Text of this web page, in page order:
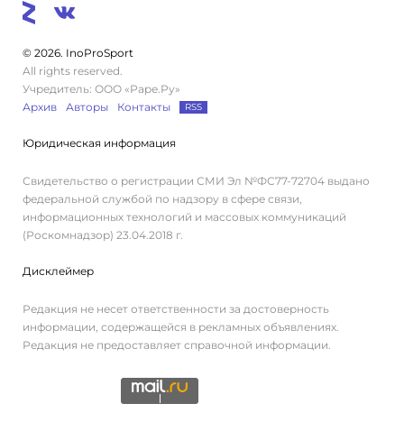
© 2026. InoProSport
All rights reserved.
Учредитель: ООО «Раре.Ру»
Архив
Авторы Контакты RSS
Юридическая информация
Свидетельство о регистрации СМИ Эл №ФС77-72704 выдано
федеральной службой по надзору в сфере связи,
информационных технологий и массовых коммуникаций
(Роскомнадзор) 23.04.2018 г.
Дисклеймер
Редакция не несет ответственности за достоверность
информации, содержащейся в рекламных объявлениях.
Редакция не предоставляет справочной информации.